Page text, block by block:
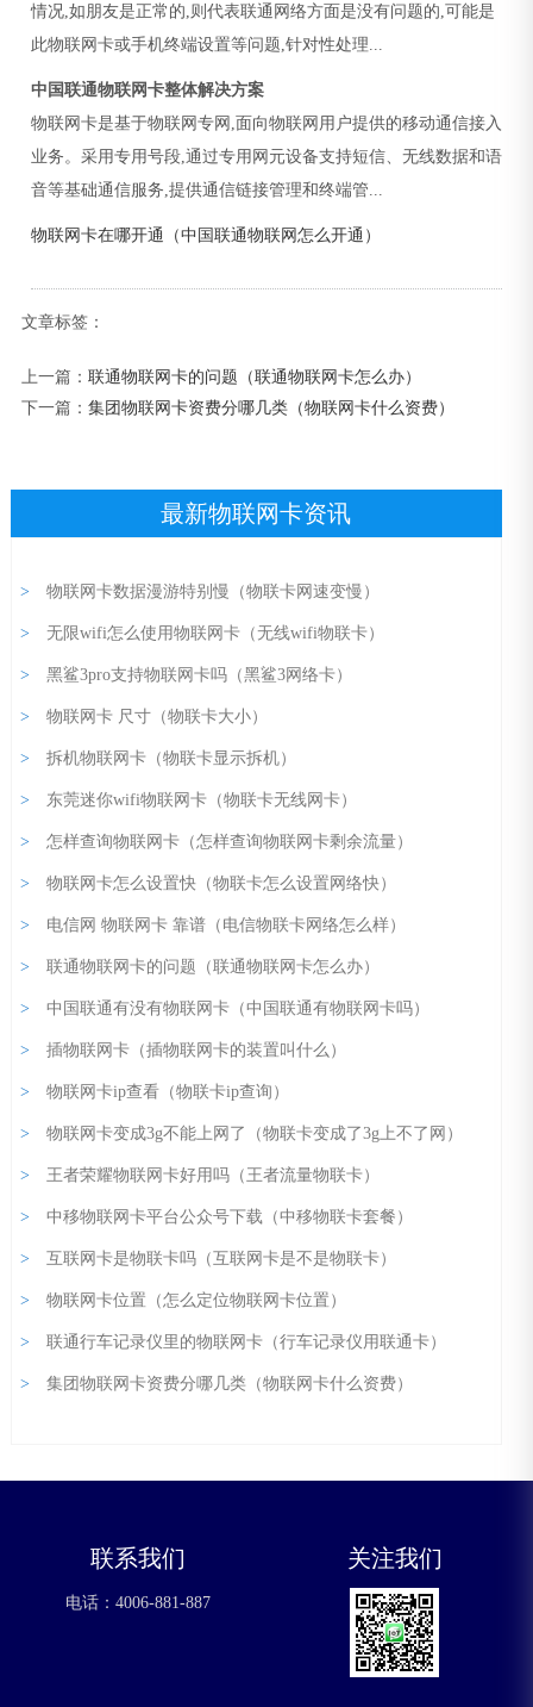
情况,如朋友是正常的,则代表联通网络方面是没有问题的,可能是
此物联网卡或手机终端设置等问题,针对性处理...
中国联通物联网卡整体解决方案
物联网卡是基于物联网专网,面向物联网用户提供的移动通信接入
业务。采用专用号段,通过专用网元设备支持短信、无线数据和语
音等基础通信服务,提供通信链接管理和终端管...
物联网卡在哪开通（中国联通物联网怎么开通）
文章标签：
上一篇： 联通物联网卡的问题（联通物联网卡怎么办）
下一篇： 集团物联网卡资费分哪几类（物联网卡什么资费）
最新物联网卡资讯
> 物联网卡数据漫游特别慢（物联卡网速变慢）
> 无限wifi怎么使用物联网卡（无线wifi物联卡）
> 黑鲨3pro支持物联网卡吗（黑鲨3网络卡）
> 物联网卡 尺寸（物联卡大小）
> 拆机物联网卡（物联卡显示拆机）
> 东莞迷你wifi物联网卡（物联卡无线网卡）
> 怎样查询物联网卡（怎样查询物联网卡剩余流量）
> 物联网卡怎么设置快（物联卡怎么设置网络快）
> 电信网 物联网卡 靠谱（电信物联卡网络怎么样）
> 联通物联网卡的问题（联通物联网卡怎么办）
> 中国联通有没有物联网卡（中国联通有物联网卡吗）
> 插物联网卡（插物联网卡的装置叫什么）
> 物联网卡ip查看（物联卡ip查询）
> 物联网卡变成3g不能上网了（物联卡变成了3g上不了网）
> 王者荣耀物联网卡好用吗（王者流量物联卡）
> 中移物联网卡平台公众号下载（中移物联卡套餐）
> 互联网卡是物联卡吗（互联网卡是不是物联卡）
> 物联网卡位置（怎么定位物联网卡位置）
> 联通行车记录仪里的物联网卡（行车记录仪用联通卡）
> 集团物联网卡资费分哪几类（物联网卡什么资费）
联系我们
电话：4006-881-887
关注我们